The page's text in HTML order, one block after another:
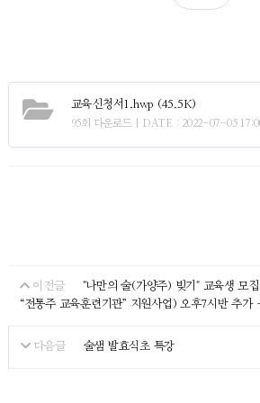
교육신청서1.hwp (45.5K)
95회 다운로드 | DATE : 2022-07-05
이전글
"나만의 술(가양주) 빚기" 교육생 모
“전통주 교육훈련기관” 지원사업) 오후7시반 추가
다음글 술샘 발효식초 특강